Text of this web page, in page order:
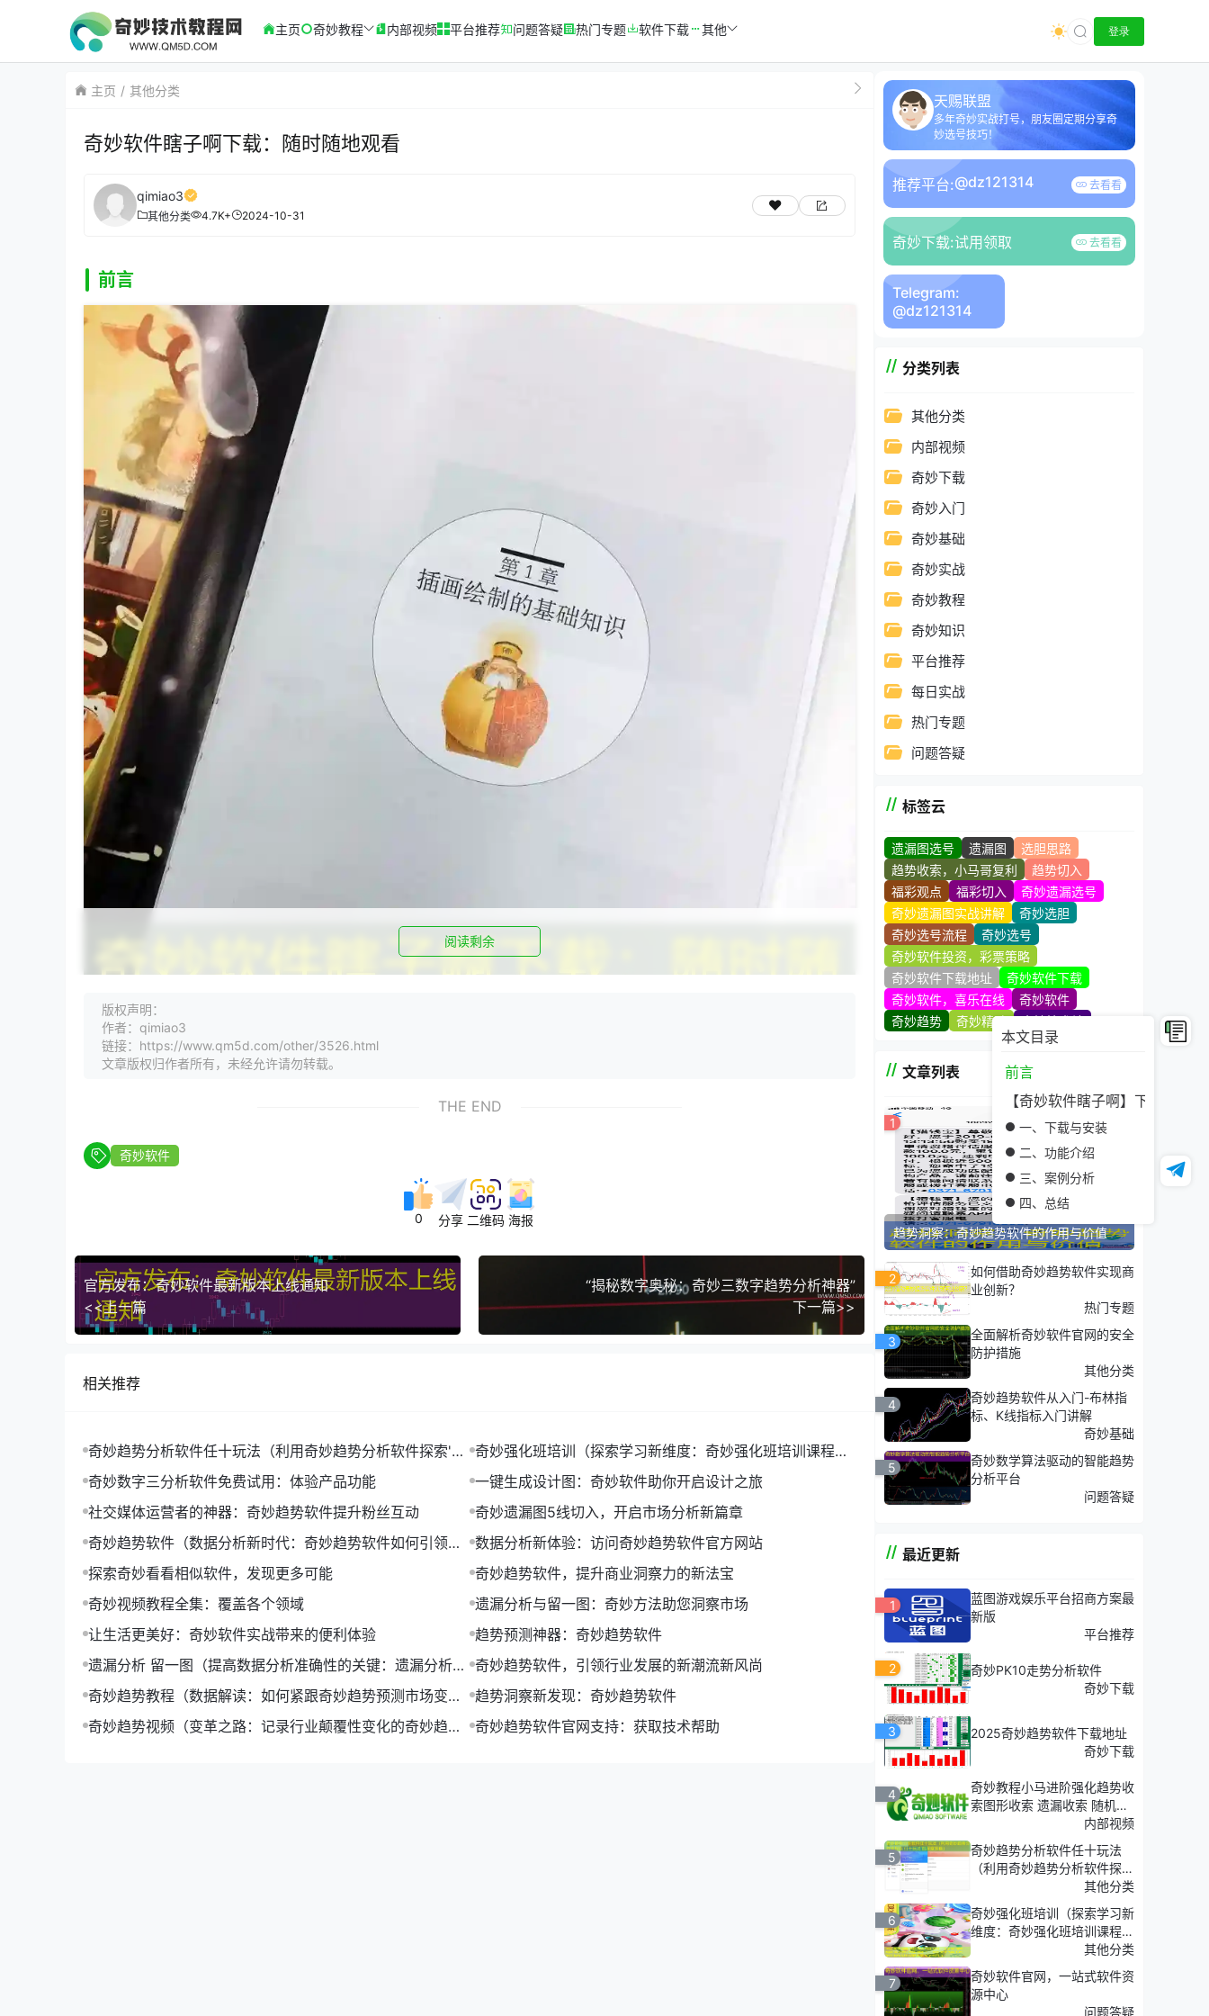
本文目录
前言
【奇妙软件瞎子啊】下载：随
一、下载与安装
二、功能介绍
三、案例分析
四、总结
主页 奇妙教程 内部视频 平台推荐 问题答疑 热门专题 软件下载 其他 登录
主页 其他分类
奇妙软件瞎子啊下载：随时随地观看
qimiao3
其他分类 4.7K+ 2024-10-31
前言
观看需求的软件显得尤为重要。今天，就让我们来详细了解一款名为“
生活变得更加便捷。
阅读剩余
版权声明：
作者：qimiao3
链接：https://www.qm5d.com/other/3526.html
文章版权归作者所有，未经允许请勿转载。
THE END
奇妙软件
0 分享 二维码 海报
官方发布：奇妙软件最新版本上线通知
<<上一篇
“揭秘数字奥秘：奇妙三数字趋势分析神器”
下一篇>>
相关推荐
奇妙趋势分析软件任十玩法（利用奇妙趋势分析软件探索'任
十玩法'的深度策略）
奇妙强化班培训（探索学习新维度：奇妙强化班培训课程介
绍）
奇妙数字三分析软件免费试用：体验产品功能
一键生成设计图：奇妙软件助你开启设计之旅
社交媒体运营者的神器：奇妙趋势软件提升粉丝互动
奇妙遗漏图5线切入，开启市场分析新篇章
奇妙趋势软件（数据分析新时代：奇妙趋势软件如何引领潮
流）
数据分析新体验：访问奇妙趋势软件官方网站
探索奇妙看看相似软件，发现更多可能
奇妙趋势软件，提升商业洞察力的新法宝
奇妙视频教程全集：覆盖各个领域
遗漏分析与留一图：奇妙方法助您洞察市场
让生活更美好：奇妙软件实战带来的便利体验
趋势预测神器：奇妙趋势软件
遗漏分析 留一图（提高数据分析准确性的关键：遗漏分析及
留一图应用）
奇妙趋势软件，引领行业发展的新潮流新风尚
奇妙趋势教程（数据解读：如何紧跟奇妙趋势预测市场变
化）
趋势洞察新发现：奇妙趋势软件
奇妙趋势视频（变革之路：记录行业颠覆性变化的奇妙趋势
奇妙趋势软件官网支持：获取技术帮助
天赐联盟
多年奇妙实战打号，朋友圈定期分享奇
妙选号技巧！
推荐平台:@dz121314 去看看
奇妙下载:试用领取 去看看
Telegram:
@dz121314
分类列表
其他分类
内部视频
奇妙下载
奇妙入门
奇妙基础
奇妙实战
奇妙教程
奇妙知识
平台推荐
每日实战
热门专题
问题答疑
标签云
遗漏图选号 遗漏图
选胆思路
趋势收索，小马哥复利
趋势切入
福彩观点
福彩切入
奇妙遗漏选号
奇妙遗漏图实战讲解
奇妙选胆
奇妙选号流程
奇妙选号
奇妙软件投资，彩票策略
奇妙软件下载地址
奇妙软件下载
奇妙软件，喜乐在线
奇妙软件
奇妙趋势
奇妙精髓 奇妙技术站
文章列表
1
趋势洞察：奇妙趋势软件的作用与价值
2
如何借助奇妙趋势软件实现商
业创新？
热门专题
3
全面解析奇妙软件官网的安全
防护措施
其他分类
4
奇妙趋势软件从入门-布林指
标、K线指标入门讲解
奇妙基础
5
奇妙数学算法驱动的智能趋势
分析平台
问题答疑
最近更新
1
蓝图游戏娱乐平台招商方案最
新版
平台推荐
2
奇妙PK10走势分析软件
奇妙下载
3
2025奇妙趋势软件下载地址
奇妙下载
4
奇妙教程小马进阶强化趋势收
索图形收索 遗漏收索 随机收
内部视频
5
奇妙趋势分析软件任十玩法
（利用奇妙趋势分析软件探
索'任十玩法'的深度策略）
其他分类
6
奇妙强化班培训（探索学习新
维度：奇妙强化班培训课程介
其他分类
7
奇妙软件官网，一站式软件资
源中心
问题答疑